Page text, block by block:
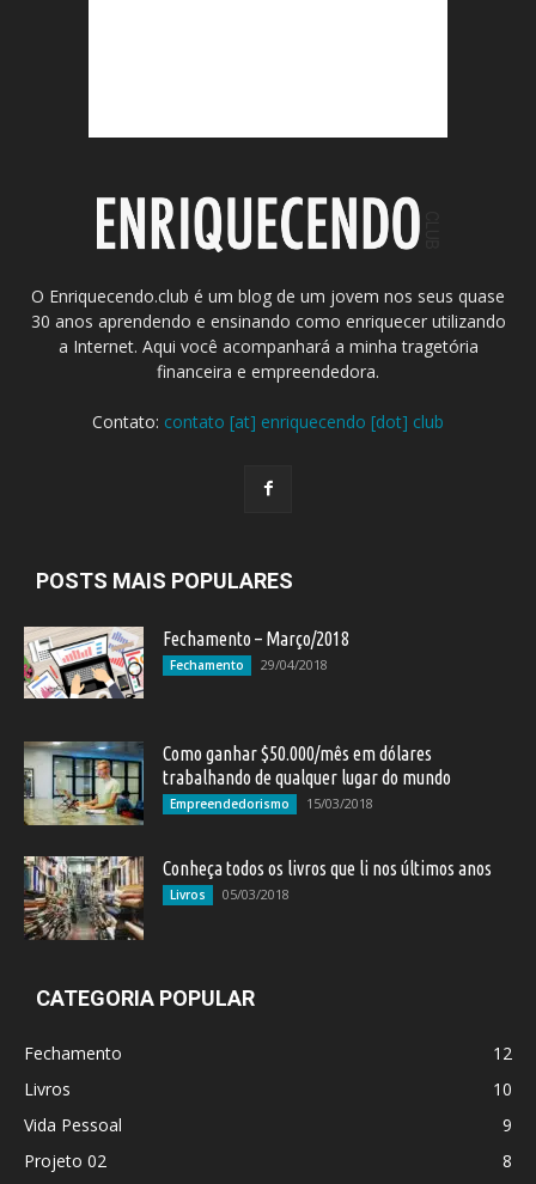
O Enriquecendo.club é um blog de um jovem nos seus quase
30 anos aprendendo e ensinando como enriquecer utilizando
a Internet. Aqui você acompanhará a minha tragetória
financeira e empreendedora.
Contato: contato [at] enriquecendo [dot] club
POSTS MAIS POPULARES
Fechamento – Março/2018
Fechamento 29/04/2018
Como ganhar $50.000/mês em dólares
trabalhando de qualquer lugar do mundo
Empreendedorismo 15/03/2018
Conheça todos os livros que li nos últimos anos
Livros 05/03/2018
CATEGORIA POPULAR
Fechamento
12
Livros
10
Vida Pessoal
9
Projeto 02
8